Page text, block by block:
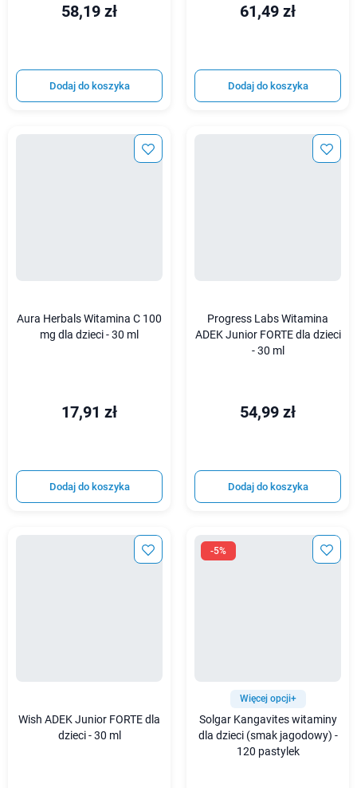
58,19 zł
Dodaj do koszyka
61,49 zł
Dodaj do koszyka
Aura Herbals Witamina C 100
mg dla dzieci - 30 ml
17,91 zł
Dodaj do koszyka
Progress Labs Witamina
ADEK Junior FORTE dla dzieci
- 30 ml
54,99 zł
Dodaj do koszyka
Wish ADEK Junior FORTE dla
dzieci - 30 ml
-5%
Więcej opcji+
Solgar Kangavites witaminy
dla dzieci (smak jagodowy) -
120 pastylek